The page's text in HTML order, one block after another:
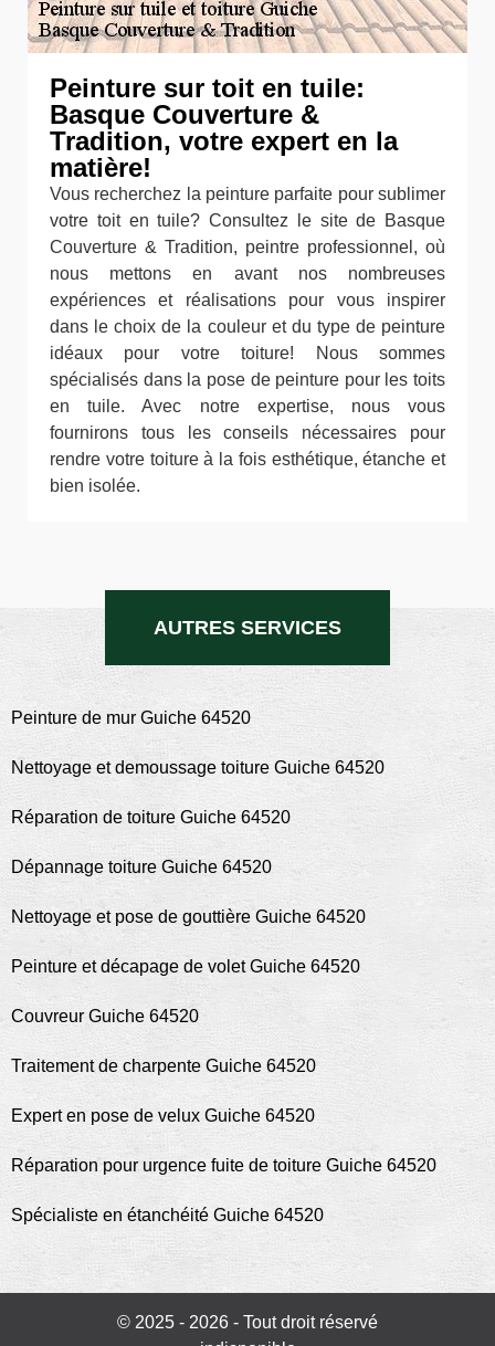
Peinture sur toit en tuile:
Basque Couverture &
Tradition, votre expert en la
matière!
Vous recherchez la peinture parfaite pour sublimer
votre toit en tuile? Consultez le site de Basque
Couverture & Tradition, peintre professionnel, où
nous mettons en avant nos nombreuses
expériences et réalisations pour vous inspirer
dans le choix de la couleur et du type de peinture
idéaux pour votre toiture! Nous sommes
spécialisés dans la pose de peinture pour les toits
en tuile. Avec notre expertise, nous vous
fournirons tous les conseils nécessaires pour
rendre votre toiture à la fois esthétique, étanche et
bien isolée.
AUTRES SERVICES
Peinture de mur Guiche 64520
Nettoyage et demoussage toiture Guiche 64520
Réparation de toiture Guiche 64520
Dépannage toiture Guiche 64520
Nettoyage et pose de gouttière Guiche 64520
Peinture et décapage de volet Guiche 64520
Couvreur Guiche 64520
Traitement de charpente Guiche 64520
Expert en pose de velux Guiche 64520
Réparation pour urgence fuite de toiture Guiche 64520
Spécialiste en étanchéité Guiche 64520
© 2025 - 2026 - Tout droit réservé